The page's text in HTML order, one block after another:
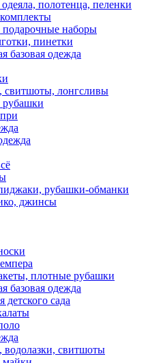
полотенца, пеленки
наборы
пинетки
базовая одежда
свитшоты, лонгсливы
рубашки-обманки
джинсы
плотные рубашки
базовая одежда
детского сада
водолазки, свитшоты